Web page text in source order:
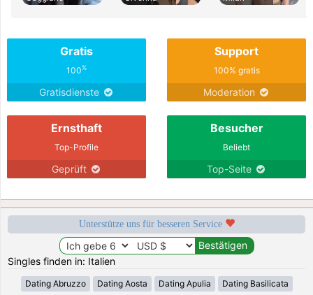
Gratis
100%
Gratisdienste
Support
100% gratis
Moderation
Ernsthaft
Top-Profile
Geprüft
Besucher
Beliebt
Top-Seite
Unterstütze uns für besseren Service
Singles finden in: Italien
Dating Abruzzo Dating Aosta Dating Apulia Dating Basilicata